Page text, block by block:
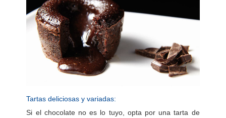
Tartas deliciosas y variadas:
Si el chocolate no es lo tuyo, opta por una tarta de